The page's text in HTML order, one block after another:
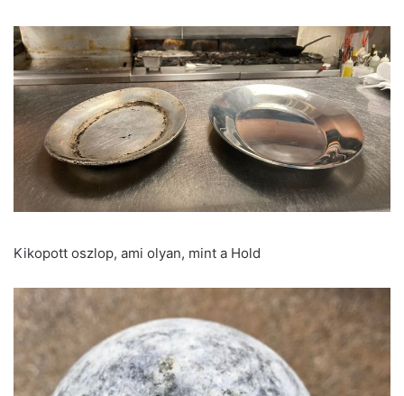
Kikopott oszlop, ami olyan, mint a Hold